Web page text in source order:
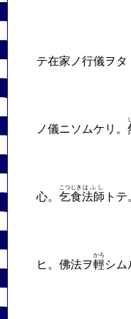
テ在家ノ行儀ヲ
ノ儀ニソムケリ。
心。 乞食
こつじき
法師
はふし
ト
ヒ。佛法ヲ輕
かろ
シム